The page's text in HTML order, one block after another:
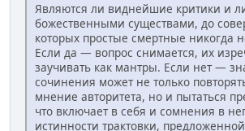
Являются ли виднейшие критики и
божественными существами, до
которых простые смертные никогда
Если да — вопрос снимается, их
заучивать как мантры. Если нет —
сочинения может не только
мнение авторитета, но и пытаться
что включает в себя и сомнения в
истинности трактовки, предложенной